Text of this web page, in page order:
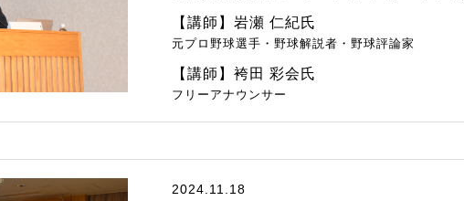
【講師】岩瀬 仁紀氏
元プロ野球選手・野球解説者・野球評論家
【講師】袴田 彩会氏
フリーアナウンサー
2024.11.18